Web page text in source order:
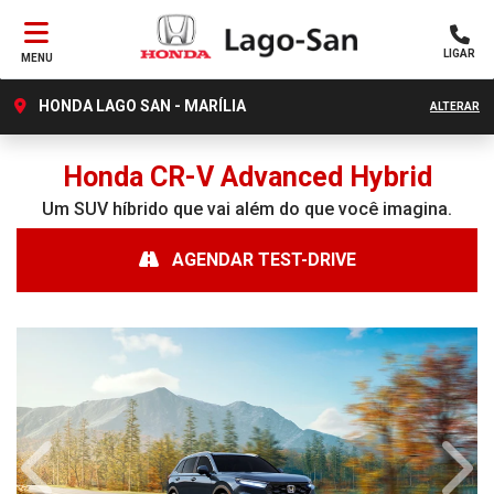
MENU LIGAR
HONDA LAGO SAN - MARÍLIA ALTERAR
HondaCR-V Advanced Hybrid
Um SUV híbrido que vai além do que você imagina.
AGENDAR TEST-DRIVE
Anterior